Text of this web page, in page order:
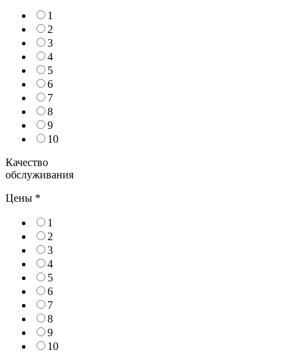
1
2
3
4
5
6
7
8
9
10
Качество
обслуживания
Цены *
1
2
3
4
5
6
7
8
9
10